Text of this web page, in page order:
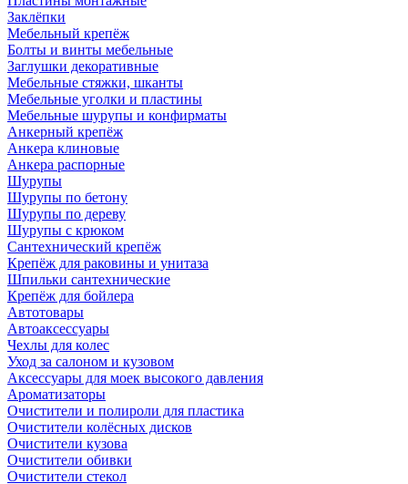
Заклёпки
Мебельный крепёж
Болты и винты мебельные
Заглушки декоративные
Мебельные стяжки, шканты
Мебельные уголки и пластины
Мебельные шурупы и конфирматы
Анкерный крепёж
Анкера клиновые
Анкера распорные
Шурупы
Шурупы по бетону
Шурупы по дереву
Шурупы с крюком
Сантехнический крепёж
Крепёж для раковины и унитаза
Шпильки сантехнические
Крепёж для бойлера
Автотовары
Автоаксессуары
Чехлы для колес
Уход за салоном и кузовом
Аксессуары для моек высокого давления
Ароматизаторы
Очистители и полироли для пластика
Очистители колёсных дисков
Очистители кузова
Очистители обивки
Очистители стекол